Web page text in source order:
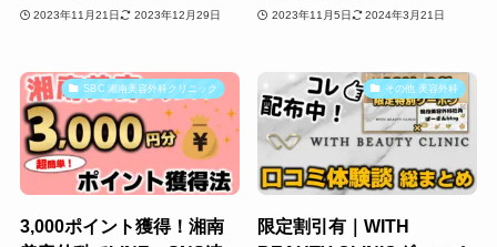
2023年11月21日 2023年12月29日 2023年11月5日 2024年3月21日
SBC 湘南美容外科クリニック
3,000ポイント獲得！湘南
その他 美容外科
限定割引有｜WITH